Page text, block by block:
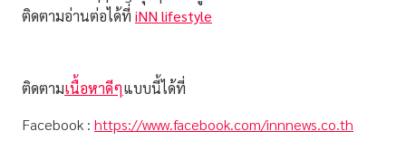
ติดตามอ่านต่อได้ที่ iNN lifestyle
ติดตามเนื้อหาดีๆแบบนี้ได้ที่
Facebook : https://www.facebook.com/innnews.co.th